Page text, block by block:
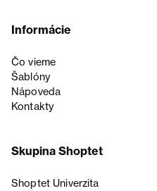
Informácie
Čo vieme
Šablóny
Nápoveda
Kontakty
Skupina Shoptet
Shoptet Univerzita